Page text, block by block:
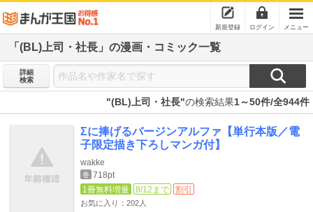
新規登録 ログイン メニュー
「(BL)上司・社長」の漫画・コミック一覧
詳細
検索
"(BL)上司・社長"の検索結果1～50件/全944件
Σに捧げるバージンアルファ【単行本版／電
子限定描き下ろしマンガ付】
wakke
巻 718pt
1冊無料増量
8/12まで 割引
お気に入り：202人